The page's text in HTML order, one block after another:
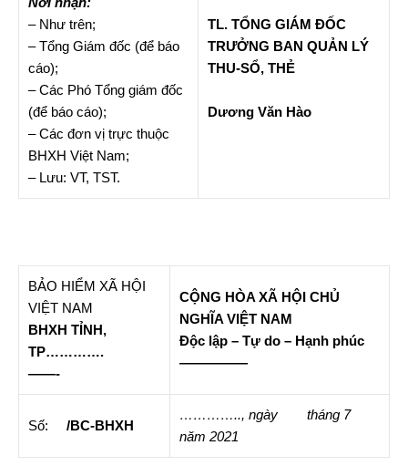
– Như trên;
– Tổng Giám đốc (để báo
cáo);
– Các Phó Tổng giám đốc
(để báo cáo);
– Các đơn vị trực thuộc
BHXH Việt Nam;
– Lưu: VT, TST.
TL. TỔNG GIÁM ĐỐC
TRƯỞNG BAN QUẢN LÝ
THU-SỔ, THẺ
Dương Văn Hào
BẢO HIỂM XÃ HỘI
VIỆT NAM
BHXH TỈNH,
TP………….
——-
CỘNG HÒA XÃ HỘI CHỦ
NGHĨA VIỆT NAM
Độc lập – Tự do – Hạnh phúc
—————
Số: /BC-BHXH
………….., ngày tháng 7
năm 2021